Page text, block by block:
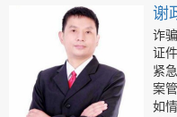
谢
诈
证
紧
案
如